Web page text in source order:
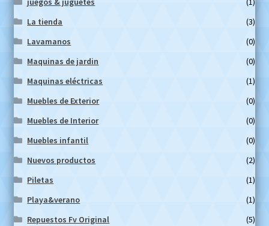
La tienda
(3)
Lavamanos
(0)
Maquinas de jardin
(0)
Maquinas eléctricas
(1)
Muebles de Exterior
(0)
Muebles de Interior
(0)
Muebles infantil
(0)
Nuevos productos
(2)
Piletas
(1)
Playa&verano
(1)
Repuestos Fv Original
(5)